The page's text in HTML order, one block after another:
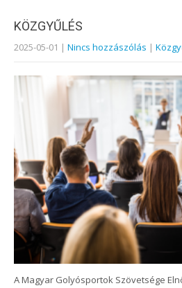
KÖZGYŰLÉS
2025-05-01 | Nincs hozzászólás |
A Magyar Golyósportok Szövetsége